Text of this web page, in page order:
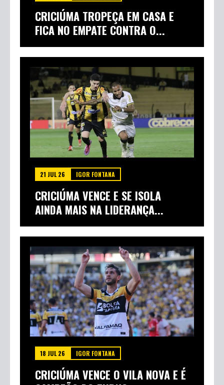
CRICIÚMA TROPEÇA EM CASA E
FICA NO EMPATE CONTRA O...
21 JUL 26 IGOR FONTANA
CRICIÚMA VENCE E SE ISOLA
AINDA MAIS NA LIDERANÇA...
18 JUL 26 IGOR FONTANA
CRICIÚMA VENCE O VILA NOVA E É